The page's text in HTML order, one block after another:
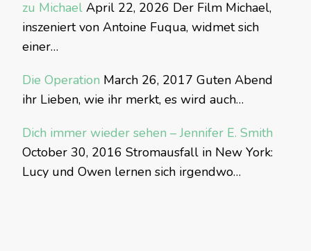
zu Michael April 22, 2026 Der Film Michael,
inszeniert von Antoine Fuqua, widmet sich
einer…
Die Operation March 26, 2017 Guten Abend
ihr Lieben, wie ihr merkt, es wird auch…
Dich immer wieder sehen – Jennifer E. Smith
October 30, 2016 Stromausfall in New York:
Lucy und Owen lernen sich irgendwo…